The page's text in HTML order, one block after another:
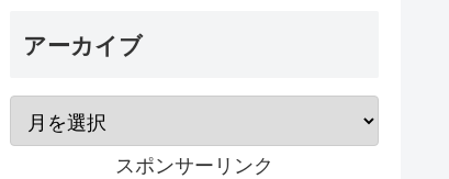
アーカイブ
スポンサーリンク